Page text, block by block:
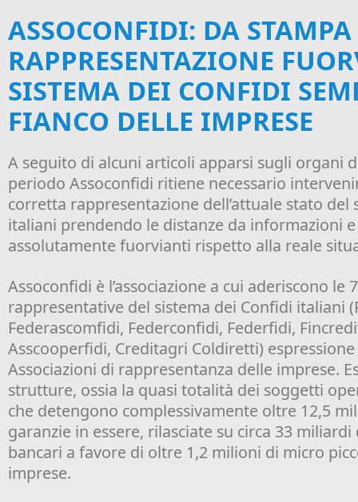
ASSOCONFIDI: DA STAMPA
RAPPRESENTAZIONE
SISTEMA DEI CONFIDI
FIANCO DELLE IMPRESE
A seguito di alcuni articoli apparsi sugli organi
periodo Assoconfidi ritiene necessario
corretta rappresentazione dell’attuale stato del
italiani prendendo le distanze da informazioni
assolutamente fuorvianti rispetto alla reale
Assoconfidi è l’associazione a cui aderiscono le
rappresentative del sistema dei Confidi italiani
Federascomfidi, Federconfidi, Federfidi,
Asscooperfidi, Creditagri Coldiretti)
Associazioni di rappresentanza delle imprese.
strutture, ossia la quasi totalità dei soggetti
che detengono complessivamente oltre 12,5
garanzie in essere, rilasciate su circa 33
bancari a favore di oltre 1,2 milioni di micro
imprese.